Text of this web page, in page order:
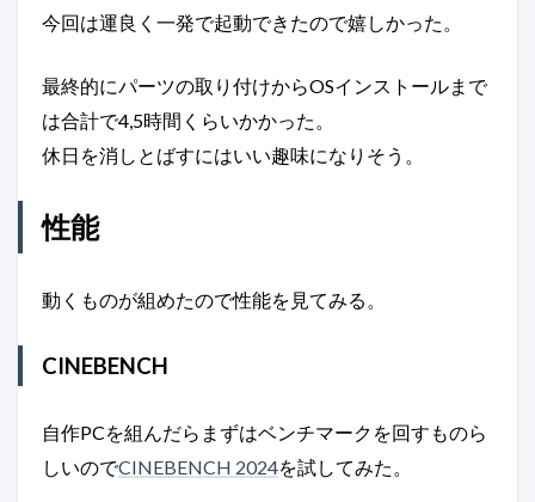
今回は運良く一発で起動できたので嬉しかった。
最終的にパーツの取り付けからOSインストールまで
は合計で4,5時間くらいかかった。
休日を消しとばすにはいい趣味になりそう。
性能
動くものが組めたので性能を見てみる。
CINEBENCH
自作PCを組んだらまずはベンチマークを回すものら
しいのでCINEBENCH 2024を試してみた。